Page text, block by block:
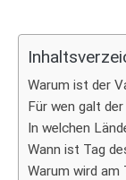
Warum ist der
Für wen galt
In welchen
Wann ist Tag
Warum wird am